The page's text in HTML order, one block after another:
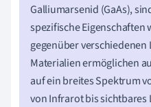
Galliumarsenid (GaAs),
spezifische
gegenüber
Materialien ermöglichen
auf ein breites Spektrum
von Infrarot bis